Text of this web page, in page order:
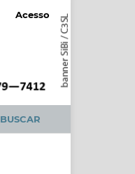
BUSCAR
Acesso